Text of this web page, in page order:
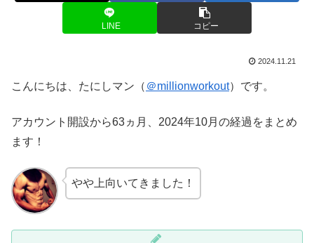
LINE コピー
2024.11.21
こんにちは、たにしマン（ ＠millionworkout）です。
アカウント開設から63ヵ月、2024年10月の経過をまとめ
ます！
やや上向いてきました！